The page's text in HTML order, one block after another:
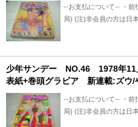
配送状況確認できます
後、5日間保管していま
・クロネコ便 送料は地
に送料記載あり) ※曜日
+クロネコ営業所留め
認後、2～3日以内で発
用、日・祭日かかる場
追跡番号は発送前にお知
配送状況確認できます
後、5日間保管していま
--お支払について-- ・前
局) (注)非会員の方は日
決済利用出来ないと思
「振込み」または「代
て-- 中古品ですので痛
ものとご理解/ご了承の
--送料について-- ・レ
跡番号あり+保証なし+
・クロネコ便 送料は地
少年サンデー NO.46 1978年11
表紙+巻頭グラビア 新連載:ズウ/
--お支払について-- ・前
局) (注)非会員の方は日
決済利用出来ないと思